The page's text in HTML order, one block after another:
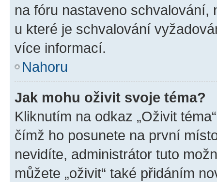
na fóru nastaveno schvalování,
u které je schvalování
více informací.
Nahoru
Jak mohu oživit svoje téma?
Kliknutím na odkaz „Oživit
čímž ho posunete na první
nevidíte, administrátor tuto
můžete „oživit“ také přidáním